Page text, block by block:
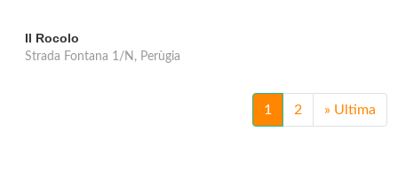
Il Rocolo
Strada Fontana 1/N, Perùgia
1 2 » Ultima